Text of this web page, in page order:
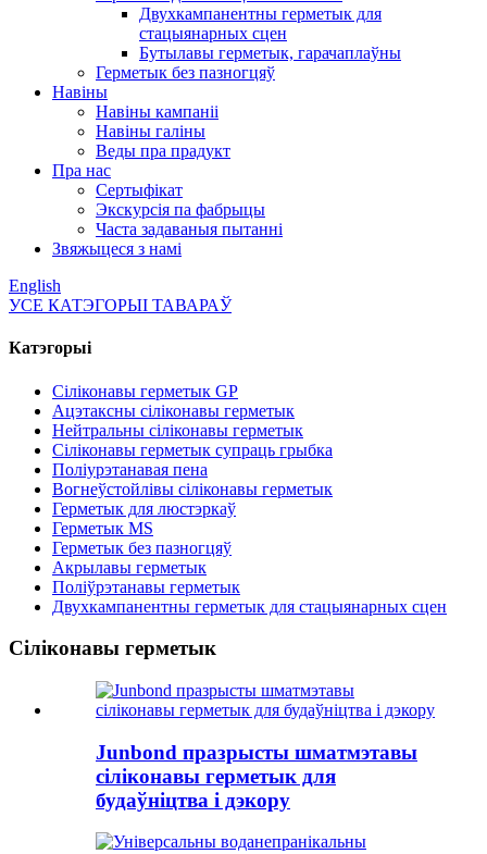
Двухкампанентны герметык для
стацыянарных сцен
Бутылавы герметык, гарачаплаўны
Герметык без пазногцяў
Навіны
Навіны кампаніі
Навіны галіны
Веды пра прадукт
Пра нас
Сертыфікат
Экскурсія па фабрыцы
Часта задаваныя пытанні
Звяжыцеся з намі
English
УСЕ КАТЭГОРЫІ ТАВАРАЎ
Катэгорыі
Сіліконавы герметык GP
Ацэтаксны сіліконавы герметык
Нейтральны сіліконавы герметык
Сіліконавы герметык супраць грыбка
Поліурэтанавая пена
Вогнеўстойлівы сіліконавы герметык
Герметык для люстэркаў
Герметык MS
Герметык без пазногцяў
Акрылавы герметык
Поліўрэтанавы герметык
Двухкампанентны герметык для стацыянарных сцен
Сіліконавы герметык
Junbond празрысты шматмэтавы
сіліконавы герметык для
будаўніцтва і дэкору